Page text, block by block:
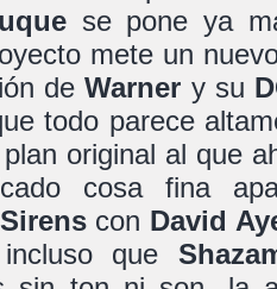
se pone ya
mete un
deWarner y su
todo parece
original al que
cosa fina
con David
que